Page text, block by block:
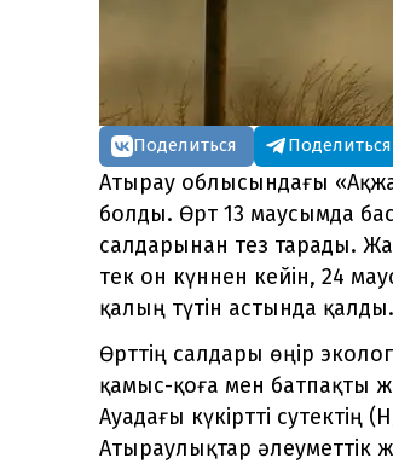
Поделиться Поделиться
Атырау облысындағы
болды. Өрт 13 маусымда
салдарынан тез тарады.
тек он күннен кейін, 24
қалың түтін астында қалды.
Өрттің салдары өңір
қамыс-қоға мен батпақты
Ауадағы күкіртті сутектің
Атыраулықтар әлеуметтік